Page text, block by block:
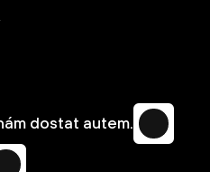
dostat autem.